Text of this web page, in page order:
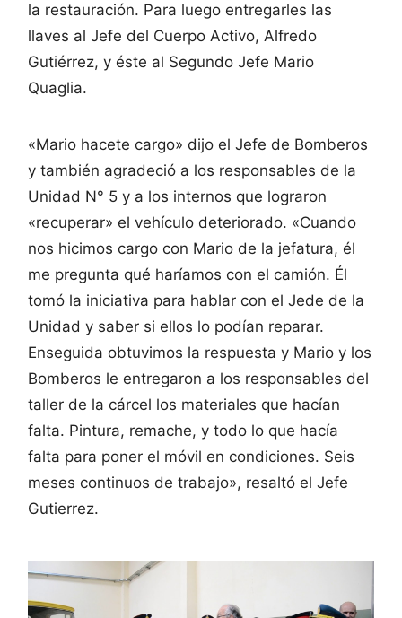
la restauración. Para luego entregarles las
llaves al Jefe del Cuerpo Activo, Alfredo
Gutiérrez, y éste al Segundo Jefe Mario
Quaglia.
«Mario hacete cargo» dijo el Jefe de Bomberos
y también agradeció a los responsables de la
Unidad N° 5 y a los internos que lograron
«recuperar» el vehículo deteriorado. «Cuando
nos hicimos cargo con Mario de la jefatura, él
me pregunta qué haríamos con el camión. Él
tomó la iniciativa para hablar con el Jede de la
Unidad y saber si ellos lo podían reparar.
Enseguida obtuvimos la respuesta y Mario y los
Bomberos le entregaron a los responsables del
taller de la cárcel los materiales que hacían
falta. Pintura, remache, y todo lo que hacía
falta para poner el móvil en condiciones. Seis
meses continuos de trabajo», resaltó el Jefe
Gutierrez.